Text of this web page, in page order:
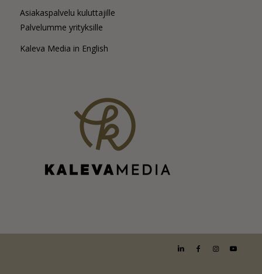
Asiakaspalvelu kuluttajille
Palvelumme yrityksille
Kaleva Media in English